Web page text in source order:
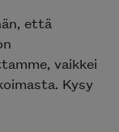
että
vaikkei
Kysy